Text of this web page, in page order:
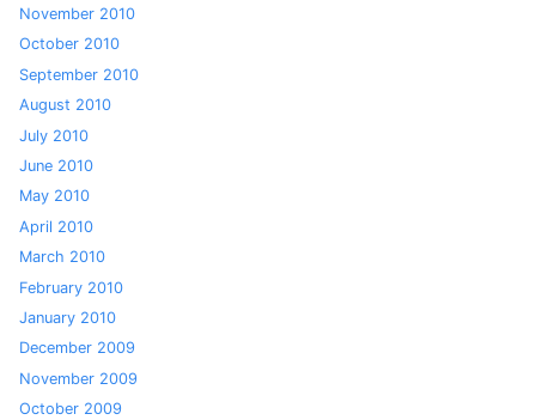
November 2010
October 2010
September 2010
August 2010
July 2010
June 2010
May 2010
April 2010
March 2010
February 2010
January 2010
December 2009
November 2009
October 2009